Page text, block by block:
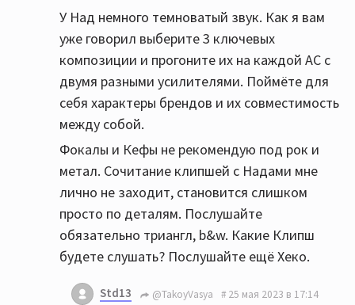
У Над немного темноватый звук. Как я вам
уже говорил выберите 3 ключевых
композиции и прогоните их на каждой АС с
двумя разными усилителями. Поймёте для
себя характеры брендов и их совместимость
между собой.
Фокалы и Кефы не рекомендую под рок и
метал. Сочитание клипшей с Надами мне
лично не заходит, становится слишком
просто по деталям. Послушайте
обязательно триангл, b&w. Какие Клипш
будете слушать? Послушайте ещё Хеко.
Std13 @TakoyVasya 25 мая 2023 в 17:14